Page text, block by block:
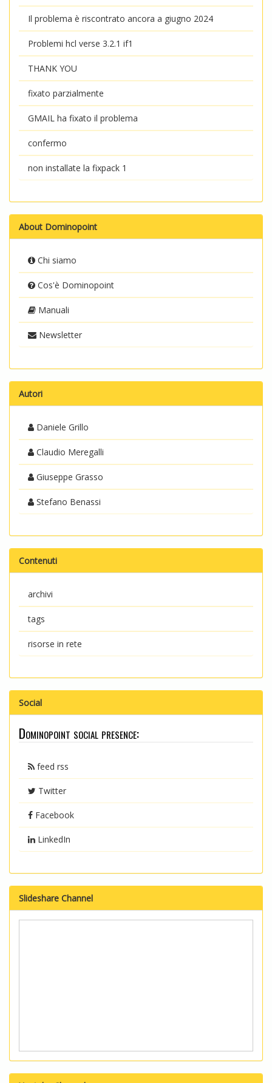
Il problema è riscontrato ancora a giugno 2024
Problemi hcl verse 3.2.1 if1
THANK YOU
fixato parzialmente
GMAIL ha fixato il problema
confermo
non installate la fixpack 1
About Dominopoint
Chi siamo
Cos'è Dominopoint
Manuali
Newsletter
Autori
Daniele Grillo
Claudio Meregalli
Giuseppe Grasso
Stefano Benassi
Contenuti
archivi
tags
risorse in rete
Social
Dominopoint social presence:
feed rss
Twitter
Facebook
LinkedIn
Slideshare Channel